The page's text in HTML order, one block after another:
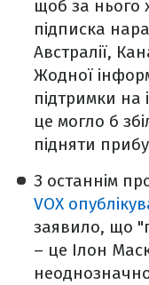
щоб за нього
підписка
Австралії,
Жодної
підтримки на
це могло б
підняти
З останнім
VOX
заявило, що
– це Ілон